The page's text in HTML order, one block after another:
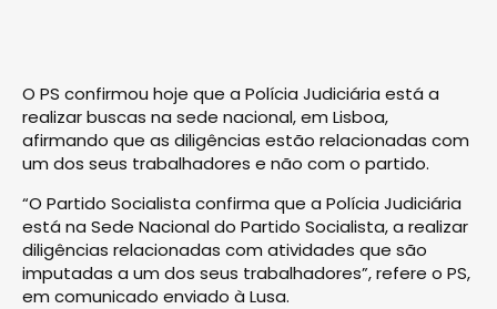
O PS confirmou hoje que a Polícia Judiciária está a
realizar buscas na sede nacional, em Lisboa,
afirmando que as diligências estão relacionadas com
um dos seus trabalhadores e não com o partido.
“O Partido Socialista confirma que a Polícia Judiciária
está na Sede Nacional do Partido Socialista, a realizar
diligências relacionadas com atividades que são
imputadas a um dos seus trabalhadores”, refere o PS,
em comunicado enviado à Lusa.